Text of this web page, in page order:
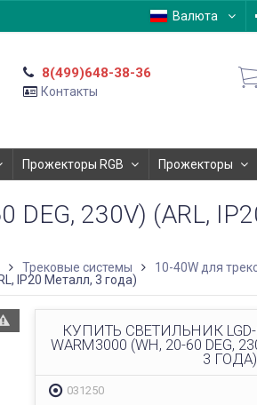
Валюта
8(499)648-38-36
Контакты
Прожекторы RGB Прожекторы
DEG, 230V) (ARL,
Трековые системы
10-40W для
IP20 Металл, 3 года)
КУПИТЬ СВЕТИЛЬНИК LGD-
WARM3000 (WH, 20-60 DEG,
3 ГОДА)
031250